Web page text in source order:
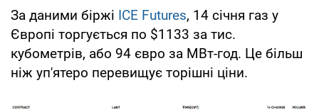
За даними біржі ICE Futures, 14 січня газ у
Європі торгується по $1133 за тис.
кубометрів, або 94 євро за МВт-год. Це більш
ніж уп'ятеро перевищує торішні ціни.